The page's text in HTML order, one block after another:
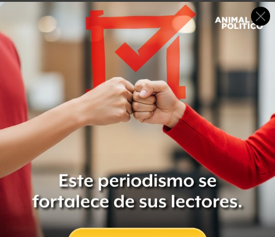
Va el texto íntegro del reporte del Comité de
Acompañamiento Ciudadano para la selección del
#FiscalAnticorrupción
2/pic.twitter.com/NDJGJTGA7F
— Fernando Nieto Morales (@fnietomorales)
2017
A continuación te damos datos sobre la trayectoria de las
cuatro personas que recomendó el Comité de
Acompañamiento Ciudadano:
César Alejandro Chávez Flores
Fue titular de la Visitaduría General de la PGR, desde el
22 de marzo de 2015 al 13 de septiembre del año pasado,
cuando lo sustituyó en el puesto Adriana Campos López
(había ocupado el mismo cargo de diciembre de 2009 a